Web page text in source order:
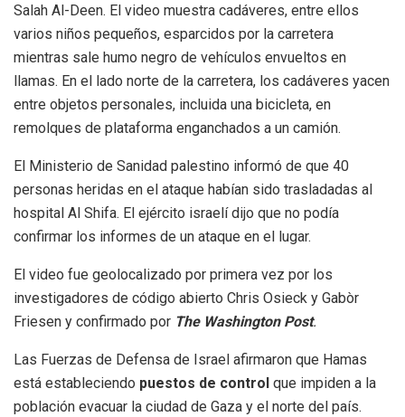
Salah Al-Deen. El video muestra cadáveres, entre ellos
varios niños pequeños, esparcidos por la carretera
mientras sale humo negro de vehículos envueltos en
llamas. En el lado norte de la carretera, los cadáveres yacen
entre objetos personales, incluida una bicicleta, en
remolques de plataforma enganchados a un camión.
El Ministerio de Sanidad palestino informó de que 40
personas heridas en el ataque habían sido trasladadas al
hospital Al Shifa. El ejército israelí dijo que no podía
confirmar los informes de un ataque en el lugar.
El video fue geolocalizado por primera vez por los
investigadores de código abierto Chris Osieck y Gabòr
Friesen y confirmado por The Washington Post.
Las Fuerzas de Defensa de Israel afirmaron que Hamas
está estableciendo puestos de control que impiden a la
población evacuar la ciudad de Gaza y el norte del país.